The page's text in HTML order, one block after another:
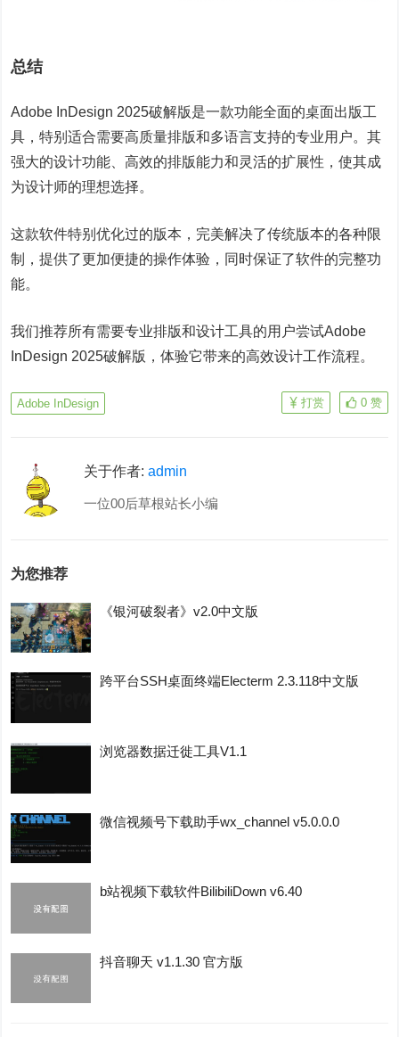
总结
Adobe InDesign 2025破解版是一款功能全面的桌面出版工
具，特别适合需要高质量排版和多语言支持的专业用户。其
强大的设计功能、高效的排版能力和灵活的扩展性，使其成
为设计师的理想选择。
这款软件特别优化过的版本，完美解决了传统版本的各种限
制，提供了更加便捷的操作体验，同时保证了软件的完整功
能。
我们推荐所有需要专业排版和设计工具的用户尝试Adobe
InDesign 2025破解版，体验它带来的高效设计工作流程。
Adobe InDesign 0 赞
打赏
关于作者:admin
一位00后草根站长小编
为您推荐
《银河破裂者》v2.0中文版
跨平台SSH桌面终端Electerm 2.3.118中文版
浏览器数据迁徙工具V1.1
微信视频号下载助手wx_channel v5.0.0.0
b站视频下载软件BilibiliDown v6.40
抖音聊天 v1.1.30 官方版